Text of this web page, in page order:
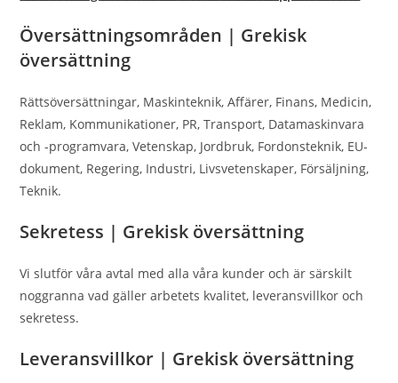
Översättningsområden | Grekisk
översättning
Rättsöversättningar, Maskinteknik, Affärer, Finans, Medicin,
Reklam, Kommunikationer, PR, Transport, Datamaskinvara
och -programvara, Vetenskap, Jordbruk, Fordonsteknik, EU-
dokument, Regering, Industri, Livsvetenskaper, Försäljning,
Teknik.
Sekretess | Grekisk översättning
Vi slutför våra avtal med alla våra kunder och är särskilt
noggranna vad gäller arbetets kvalitet, leveransvillkor och
sekretess.
Leveransvillkor | Grekisk översättning